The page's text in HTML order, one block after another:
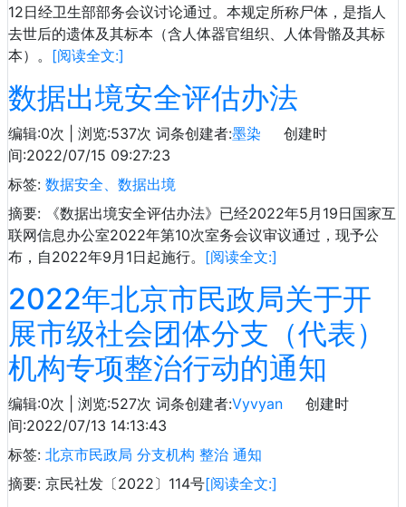
12日经卫生部部务会议讨论通过。本规定所称尸体，是指人
去世后的遗体及其标本（含人体器官组织、人体骨骼及其标
本）。 [阅读全文:]
数据出境安全评估办法
编辑:0次 | 浏览:537次 词条创建者:墨染 创建时
间:2022/07/15 09:27:23
标签: 数据安全、数据出境
摘要: 《数据出境安全评估办法》已经2022年5月19日国家互
联网信息办公室2022年第10次室务会议审议通过，现予公
布，自2022年9月1日起施行。 [阅读全文:]
2022年北京市民政局关于开
展市级社会团体分支（代表）
机构专项整治行动的通知
编辑:0次 | 浏览:527次 词条创建者:Vyvyan 创建时
间:2022/07/13 14:13:43
标签: 北京市民政局 分支机构 整治 通知
摘要: 京民社发〔2022〕114号[阅读全文:]